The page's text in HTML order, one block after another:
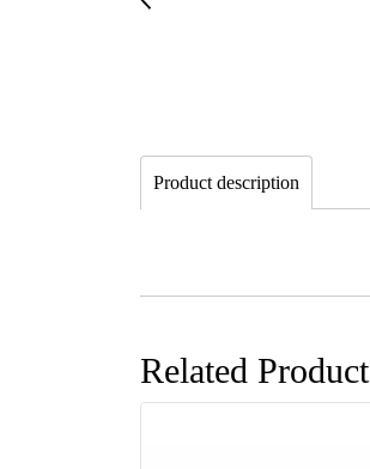
Product description
Related Product